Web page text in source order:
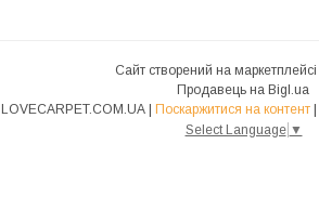
Сайт створений на маркетплейсі
Продавець на Bigl.ua
LOVECARPET.COM.UA | Поскаржитися на контент |
Select Language ▼